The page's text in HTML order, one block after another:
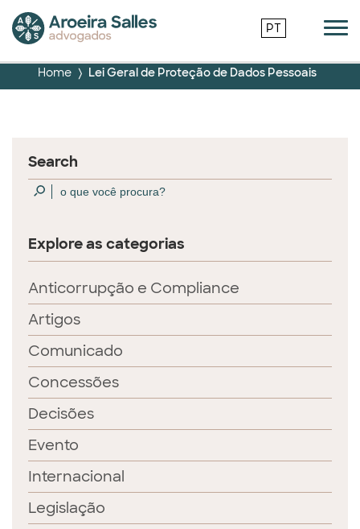
PT
Home Lei Geral de Proteção de Dados Pessoais
Search
Explore as categorias
Anticorrupção e Compliance
Artigos
Comunicado
Concessões
Decisões
Evento
Internacional
Legislação